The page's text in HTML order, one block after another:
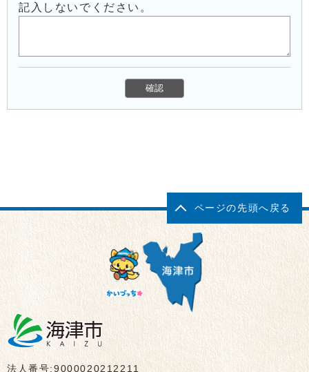
記入しないでください。
ページの先頭へ戻る
法人番号:9000020212211